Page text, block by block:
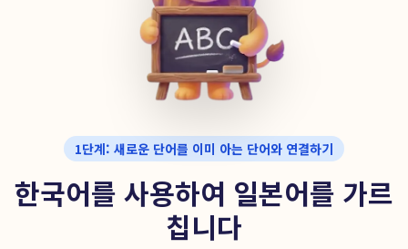
1단계: 새로운 단어를 이미 아는 단어와 연결하기
한국어를 사용하여 일본어를 가르
칩니다